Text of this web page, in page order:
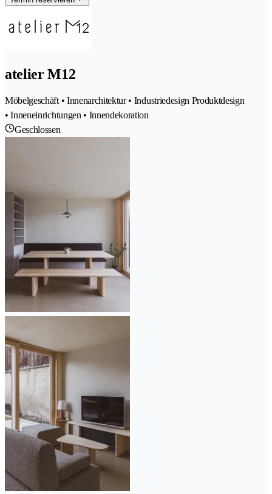
atelier M12
Möbelgeschäft • Innenarchitektur • Industriedesign Produktdesign
• Inneneinrichtungen • Innendekoration
Geschlossen